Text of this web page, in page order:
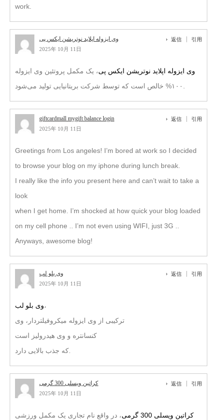
work.
وی ایزوله اپلاید نوتریشن ایکس پی
2025年 10月 11日
返信 引用
وی ایزوله اپلاید نوتریشن ایکس پی، یک مکمل پروتئین وی ایزوله
۱۰۰% خالص است که توسط شرکت بریتانیایی تولید می‌شود.
giftcardmall mygift balance login
2025年 10月 11日
返信 引用
Greetings from Los angeles! I’m bored at work so I decided
to browse your blog on my iphone during lunch break.
I really like the info you present here and can’t wait to take a
look
when I get home. I’m shocked at how quick your blog loaded
on my cell phone .. I’m not even using WIFI, just 3G ..
Anyways, awesome blog!
وی بلو لب
2025年 10月 11日
返信 引用
وی بلو لب،
ترکیبی از وی ایزوله میکروفیلتردار، وی
کنسانتره و وی هیدرولیز است
که جذب بالایی دارد.
کراتین ویسلی 300 گرمی
2025年 10月 11日
返信 引用
کراتین ویسلی 300 گرمی ، در واقع نام تجاری یک مکمل ورزشی